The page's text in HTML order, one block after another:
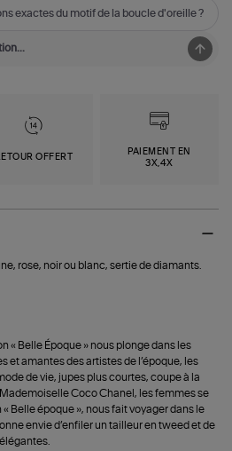
exactes du motif de la boucle d'oreille ?
OFFERT
PAIEMENT EN
3X,4X
rose, noir ou blanc, sertie de diamants.
« Belle Époque » nous plonge dans les
et amantes des artistes de l’époque, les
de vie, jupes plus courtes, coupe à la
Coco Chanel, les femmes se
Belle époque », nous fait voyager dans le
envie d’enfiler un tailleur en tweed et de